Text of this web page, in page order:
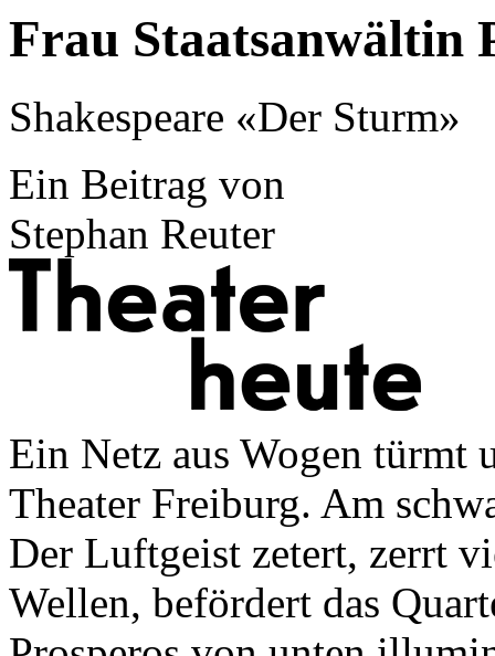
Frau Staatsanwältin
Shakespeare «Der Sturm»
Ein Beitrag von
Stephan Reuter
Ein Netz aus Wogen türmt
Theater Freiburg. Am
Der Luftgeist zetert, zerrt
Wellen, befördert das